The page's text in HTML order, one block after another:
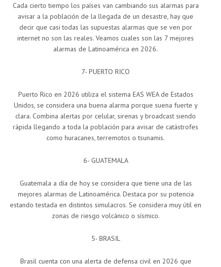
Cada cierto tiempo los países van cambiando sus alarmas para
avisar a la población de la llegada de un desastre, hay que
decir que casi todas las supuestas alarmas que se ven por
internet no son las reales. Veamos cuales son las 7 mejores
alarmas de Latinoamérica en 2026.
7- PUERTO RICO
Puerto Rico en 2026 utiliza el sistema EAS WEA de Estados
Unidos, se considera una buena alarma porque suena fuerte y
clara. Combina alertas por celular, sirenas y broadcast siendo
rápida llegando a toda la población para avisar de catástrofes
como huracanes, terremotos o tsunamis.
6- GUATEMALA
Guatemala a día de hoy se considera que tiene una de las
mejores alarmas de Latinoamérica. Destaca por su potencia
estando testada en distintos simulacros. Se considera muy útil en
zonas de riesgo volcánico o sísmico.
5- BRASIL
Brasil cuenta con una alerta de defensa civil en 2026 que